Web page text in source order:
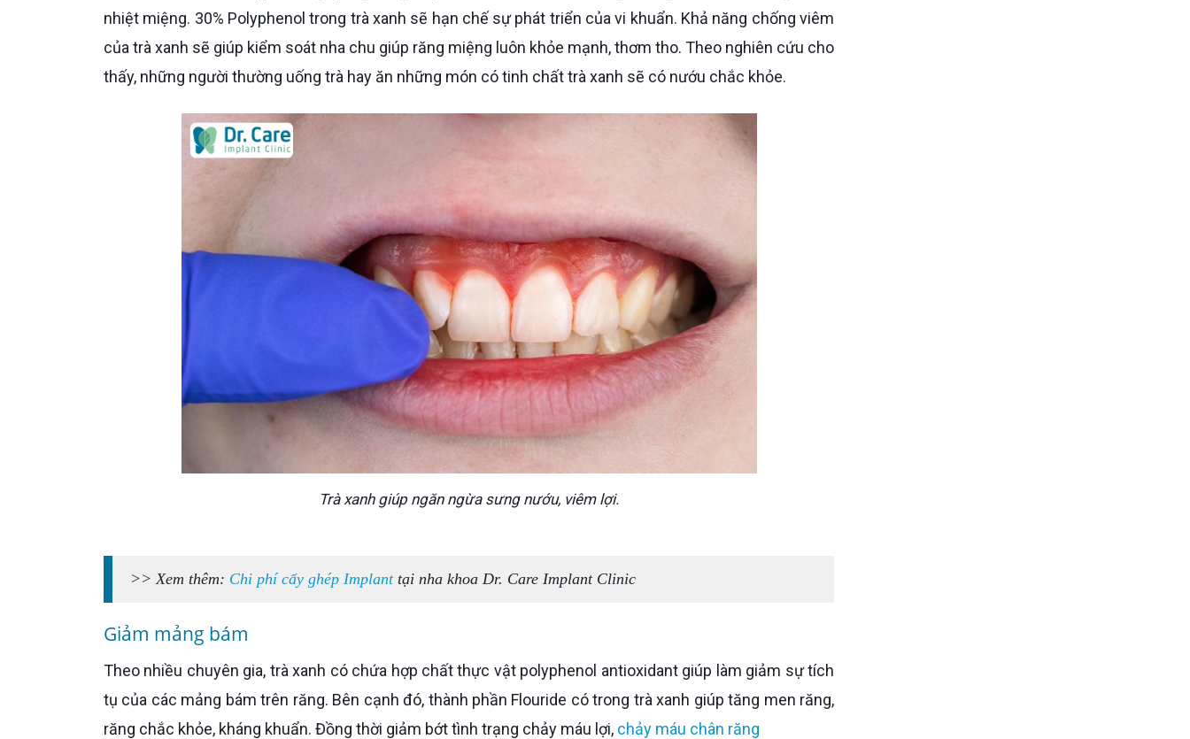
nhiệt miệng. 30% Polyphenol trong trà xanh sẽ hạn chế sự phát triển của vi khuẩn. Khả năng chống viêm
của trà xanh sẽ giúp kiểm soát nha chu giúp răng miệng luôn khỏe mạnh, thơm tho. Theo nghiên cứu cho
thấy, những người thường uống trà hay ăn những món có tinh chất trà xanh sẽ có nướu chắc khỏe.
Trà xanh giúp ngăn ngừa sưng nướu, viêm lợi.
>> Xem thêm: Chi phí cấy ghép Implanttại nha khoa Dr. Care Implant Clinic
Giảm mảng bám
Theo nhiều chuyên gia, trà xanh có chứa hợp chất thực vật polyphenol antioxidant giúp làm giảm sự tích
tụ của các mảng bám trên răng. Bên cạnh đó, thành phần Flouride có trong trà xanh giúp tăng men răng,
răng chắc khỏe, kháng khuẩn. Đồng thời giảm bớt tình trạng chảy máu lợi, chảy máu chân răng